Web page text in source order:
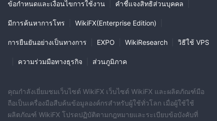
ข้อกำหนดและเงื่อนไขการใช้งาน คำชี้แจงสิทธิส่วนบุคคล
มีการค้นหาการโทร WikiFX(Enterprise Edition)
การยืนยันอย่างเป็นทางการ EXPO WikiResearch วิธีใช้ VPS
ความร่วมมือทางธุรกิจ ส่วนภูมิภาค
คุณกำลังเยี่ยมชมเว็บไซต์ WikiFX เว็บไซต์ WikiFX และผลิตภัณฑ์มือ
ถือเป็นเครื่องมือสืบค้นข้อมูลองค์กรสำหรับผู้ใช้ทั่วโลก เมื่อผู้ใช้ใช้
ผลิตภัณฑ์ WikiFX โปรดปฏิบัติตามกฎหมายและระเบียบข้อบังคับที่